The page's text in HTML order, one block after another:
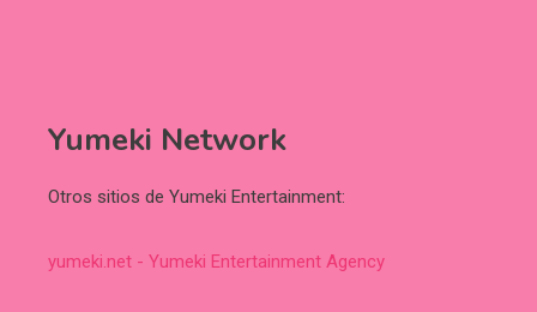
Yumeki Network
Otros sitios de Yumeki Entertainment:
yumeki.net - Yumeki Entertainment Agency